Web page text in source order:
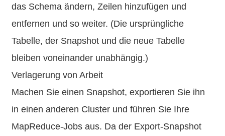
das Schema ändern, Zeilen hinzufügen und
entfernen und so weiter. (Die ursprüngliche
Tabelle, der Snapshot und die neue Tabelle
bleiben voneinander unabhängig.)
Verlagerung von Arbeit
Machen Sie einen Snapshot, exportieren Sie ihn
in einen anderen Cluster und führen Sie Ihre
MapReduce-Jobs aus. Da der Export-Snapshot